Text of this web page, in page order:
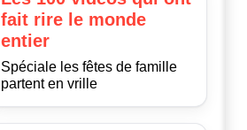
fait rire le monde
entier
Spéciale les fêtes de famille
partent en vrille